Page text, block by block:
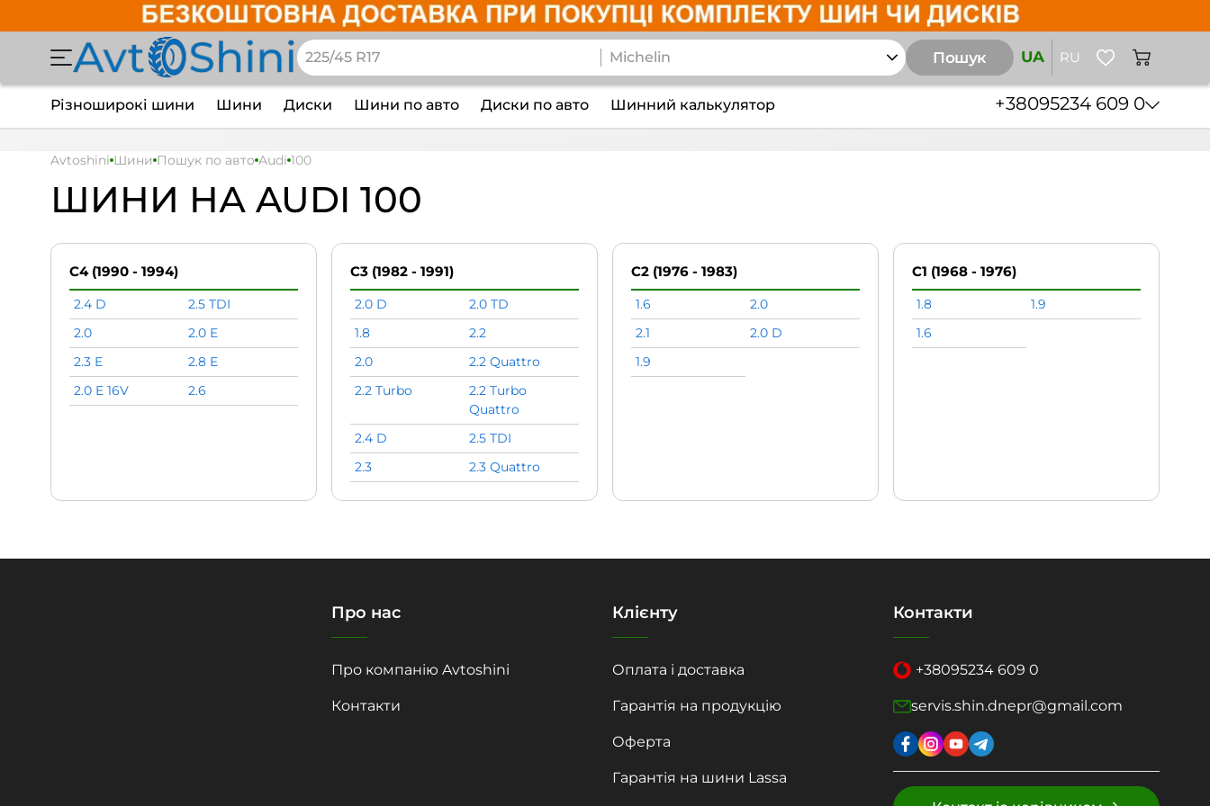
Пошук UA RU
Різноширокі шини Шини Диски Шини по авто Диски по авто Шинний калькулятор +38095234 609 0
Avtoshini Шини Пошук по авто Audi 100
ШИНИ НА AUDI 100
C4 (1990 - 1994)
2.4 D
2.5 TDI
2.0
2.0 E
2.3 E
2.8 E
2.0 E 16V
2.6
C3 (1982 - 1991)
2.0 D
2.0 TD
1.8
2.2
2.0
2.2 Quattro
2.2 Turbo
2.2 Turbo
Quattro
2.4 D
2.5 TDI
2.3
2.3 Quattro
C2 (1976 - 1983)
1.6
2.0
2.1
2.0 D
1.9
C1 (1968 - 1976)
1.8
1.9
1.6
Про нас
Про компанію Avtoshini
Контакти
Клієнту
Оплата і доставка
Гарантія на продукцію
Оферта
Гарантія на шини Lassa
Контакти
+38095234 609 0
servis.shin.dnepr@gmail.com